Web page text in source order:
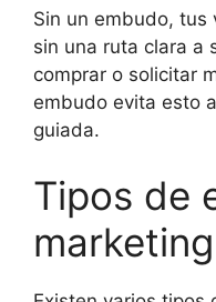
Sin un embudo, tus
sin una ruta clara a
comprar o solicitar
embudo evita esto
guiada.
Tipos de
marketing